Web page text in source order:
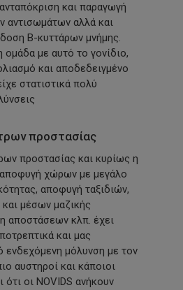
και παραγωγή
αντισωμάτων αλλά και
Β-κυττάρων μνήμης.
ομάδα με αυτό το γονίδιο,
και αποδεδειγμένο
στατιστικά πολύ
προστασίας
προστασίας και κυρίως η
χώρων με μεγάλο
αποφυγή ταξιδιών,
μέσων μαζικής
αποστάσεων κλπ. έχει
και μας
ενδεχόμενη μόλυνση με τον
αυστηροί και κάποιοι
ότι οι NOVIDS ανήκουν